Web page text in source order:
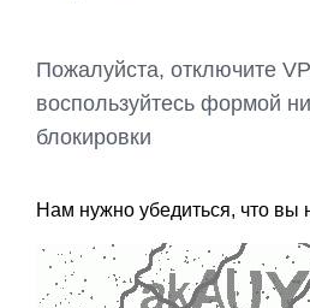
Пожалуйста, отключите
воспользуйтесь формой
блокировки
Нам нужно убедиться, что вы